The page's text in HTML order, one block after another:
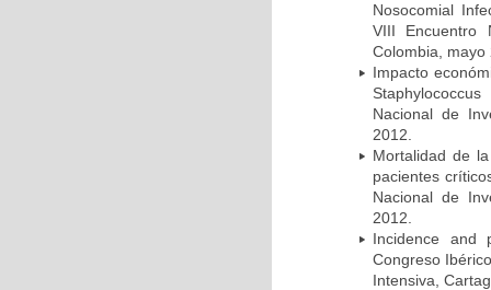
Nosocomial
VIII Encuentro
Colombia, mayo
Impacto
Nacional de
2012.
Mortalidad de
pacientes
Nacional de
2012.
Incidence and
Congreso
Intensiva,